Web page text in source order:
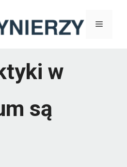
Menu
w
są